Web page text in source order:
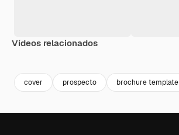
Vídeos relacionados
cover prospecto brochure template